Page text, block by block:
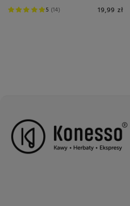
5 14 19,99 zł